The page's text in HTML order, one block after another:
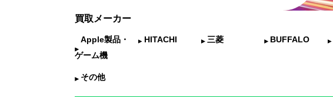
買取メーカー
Apple製品・
ゲーム機
HITACHI 三菱 BUFFALO
その他